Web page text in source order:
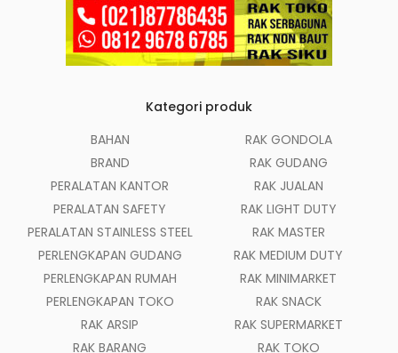
Kategori produk
BAHAN
BRAND
PERALATAN KANTOR
PERALATAN SAFETY
PERALATAN STAINLESS STEEL
PERLENGKAPAN GUDANG
PERLENGKAPAN RUMAH
PERLENGKAPAN TOKO
RAK ARSIP
RAK BARANG
RAK GONDOLA
RAK GUDANG
RAK JUALAN
RAK LIGHT DUTY
RAK MASTER
RAK MEDIUM DUTY
RAK MINIMARKET
RAK SNACK
RAK SUPERMARKET
RAK TOKO